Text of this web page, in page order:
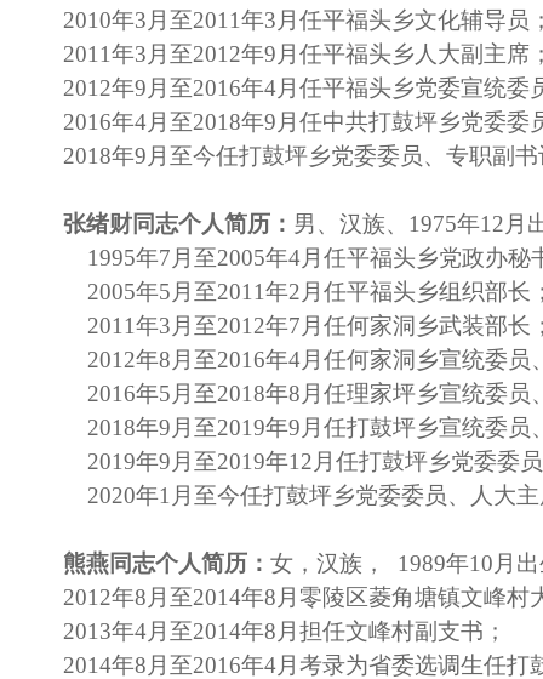
2010年3月至2011年3月任平福头乡文化辅导员
2011年3月至2012年9月任平福头乡人大副主席
2012年9月至2016年4月任平福头乡党委宣统
2016年4月至2018年9月任中共打鼓坪乡党委委
2018年9月至今任打鼓坪乡党委委员、专职副
张绪财同志个人简历： 男、汉族、1975年12月
1995年7月至2005年4月任平福头乡党政办秘
2005年5月至2011年2月任平福头乡组织部长
2011年3月至2012年7月任何家洞乡武装部长
2012年8月至2016年4月任何家洞乡宣统委员
2016年5月至2018年8月任理家坪乡宣统委员
2018年9月至2019年9月任打鼓坪乡宣统委员
2019年9月至2019年12月任打鼓坪乡党委委
2020年1月至今任打鼓坪乡党委委员、人大
熊燕同志个人简历：女，汉族， 1989年10月
2012年8月至2014年8月零陵区菱角塘镇文峰村
2013年4月至2014年8月担任文峰村副支书；
2014年8月至2016年4月考录为省委选调生任